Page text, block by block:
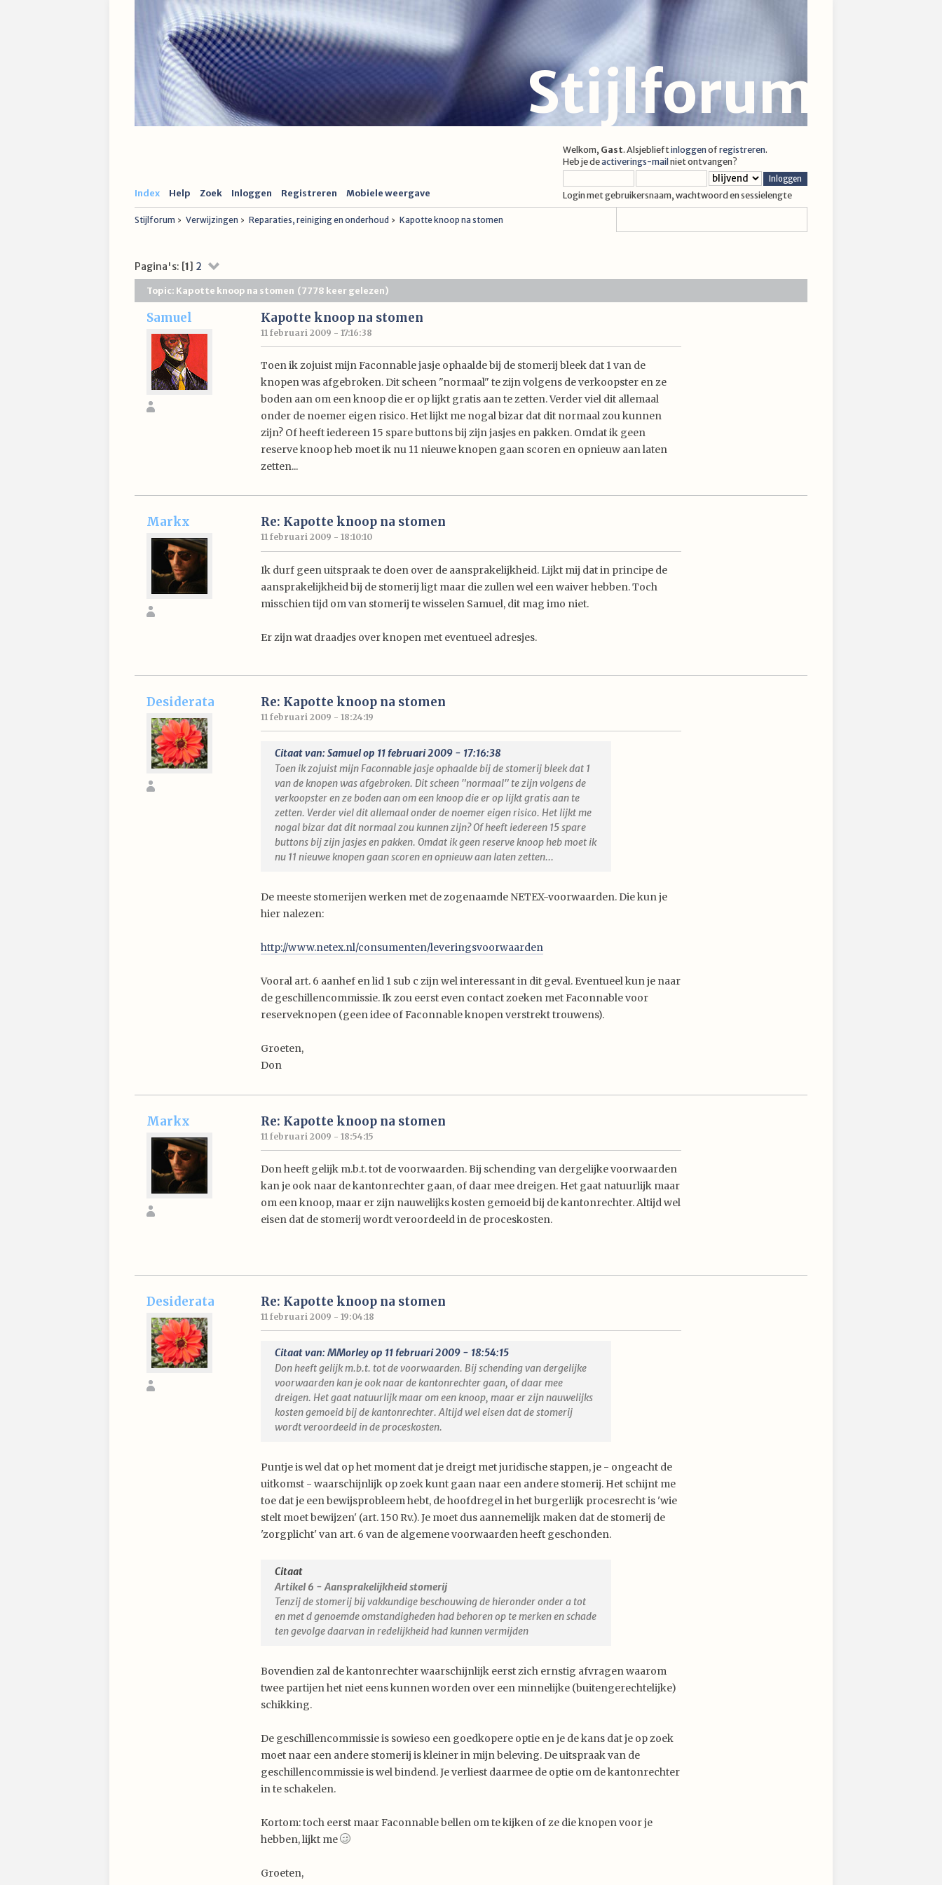
Stijlforum
Welkom, Gast. Alsjeblieftinloggenofregistreren.
Heb je deactiverings-mail niet ontvangen?
Login met gebruikersnaam, wachtwoord en sessielengte
Index Help Zoek Inloggen Registreren Mobiele weergave
Stijlforum › Verwijzingen › Reparaties, reiniging en onderhoud › Kapotte knoop na stomen
Pagina's: [1] 2
Topic: Kapotte knoop na stomen (7778 keer gelezen)
Samuel Kapotte knoop na stomen
11 februari 2009 - 17:16:38
Toen ik zojuist mijn Faconnable jasje ophaalde bij de stomerij bleek dat 1 van de
knopen was afgebroken. Dit scheen "normaal" te zijn volgens de verkoopster en ze
boden aan om een knoop die er op lijkt gratis aan te zetten. Verder viel dit allemaal
onder de noemer eigen risico. Het lijkt me nogal bizar dat dit normaal zou kunnen
zijn? Of heeft iedereen 15 spare buttons bij zijn jasjes en pakken. Omdat ik geen
reserve knoop heb moet ik nu 11 nieuwe knopen gaan scoren en opnieuw aan laten
zetten...
Markx Re: Kapotte knoop na stomen
11 februari 2009 - 18:10:10
Ik durf geen uitspraak te doen over de aansprakelijkheid. Lijkt mij dat in principe de
aansprakelijkheid bij de stomerij ligt maar die zullen wel een waiver hebben. Toch
misschien tijd om van stomerij te wisselen Samuel, dit mag imo niet.
Er zijn wat draadjes over knopen met eventueel adresjes.
Desiderata Re: Kapotte knoop na stomen
11 februari 2009 - 18:24:19
Citaat van: Samuel op 11 februari 2009 - 17:16:38
Toen ik zojuist mijn Faconnable jasje ophaalde bij de stomerij bleek dat 1
van de knopen was afgebroken. Dit scheen "normaal" te zijn volgens de
verkoopster en ze boden aan om een knoop die er op lijkt gratis aan te
zetten. Verder viel dit allemaal onder de noemer eigen risico. Het lijkt me
nogal bizar dat dit normaal zou kunnen zijn? Of heeft iedereen 15 spare
buttons bij zijn jasjes en pakken. Omdat ik geen reserve knoop heb moet ik
nu 11 nieuwe knopen gaan scoren en opnieuw aan laten zetten...
De meeste stomerijen werken met de zogenaamde NETEX-voorwaarden. Die kun je
hier nalezen:
http://www.netex.nl/consumenten/leveringsvoorwaarden
Vooral art. 6 aanhef en lid 1 sub c zijn wel interessant in dit geval. Eventueel kun je naar
de geschillencommissie. Ik zou eerst even contact zoeken met Faconnable voor
reserveknopen (geen idee of Faconnable knopen verstrekt trouwens).
Groeten,
Don
Markx Re: Kapotte knoop na stomen
11 februari 2009 - 18:54:15
Don heeft gelijk m.b.t. tot de voorwaarden. Bij schending van dergelijke voorwaarden
kan je ook naar de kantonrechter gaan, of daar mee dreigen. Het gaat natuurlijk maar
om een knoop, maar er zijn nauwelijks kosten gemoeid bij de kantonrechter. Altijd wel
eisen dat de stomerij wordt veroordeeld in de proceskosten.
Desiderata Re: Kapotte knoop na stomen
11 februari 2009 - 19:04:18
Citaat van: MMorley op 11 februari 2009 - 18:54:15
Don heeft gelijk m.b.t. tot de voorwaarden. Bij schending van dergelijke
voorwaarden kan je ook naar de kantonrechter gaan, of daar mee
dreigen. Het gaat natuurlijk maar om een knoop, maar er zijn nauwelijks
kosten gemoeid bij de kantonrechter. Altijd wel eisen dat de stomerij
wordt veroordeeld in de proceskosten.
Puntje is wel dat op het moment dat je dreigt met juridische stappen, je - ongeacht de
uitkomst - waarschijnlijk op zoek kunt gaan naar een andere stomerij. Het schijnt me
toe dat je een bewijsprobleem hebt, de hoofdregel in het burgerlijk procesrecht is 'wie
stelt moet bewijzen' (art. 150 Rv.). Je moet dus aannemelijk maken dat de stomerij de
'zorgplicht' van art. 6 van de algemene voorwaarden heeft geschonden.
Citaat
Artikel 6 - Aansprakelijkheid stomerij
Tenzij de stomerij bij vakkundige beschouwing de hieronder onder a tot
en met d genoemde omstandigheden had behoren op te merken en schade
ten gevolge daarvan in redelijkheid had kunnen vermijden
Bovendien zal de kantonrechter waarschijnlijk eerst zich ernstig afvragen waarom
twee partijen het niet eens kunnen worden over een minnelijke (buitengerechtelijke)
schikking.
De geschillencommissie is sowieso een goedkopere optie en je de kans dat je op zoek
moet naar een andere stomerij is kleiner in mijn beleving. De uitspraak van de
geschillencommissie is wel bindend. Je verliest daarmee de optie om de kantonrechter
in te schakelen.
Kortom: toch eerst maar Faconnable bellen om te kijken of ze die knopen voor je
hebben, lijkt me
Groeten,